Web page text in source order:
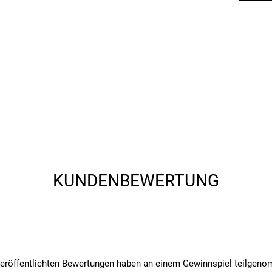
und den verbauten Komponenten bei Fahrrädern
KUNDENBEWERTUNG
Bewertungen haben an einem Gewinnspiel